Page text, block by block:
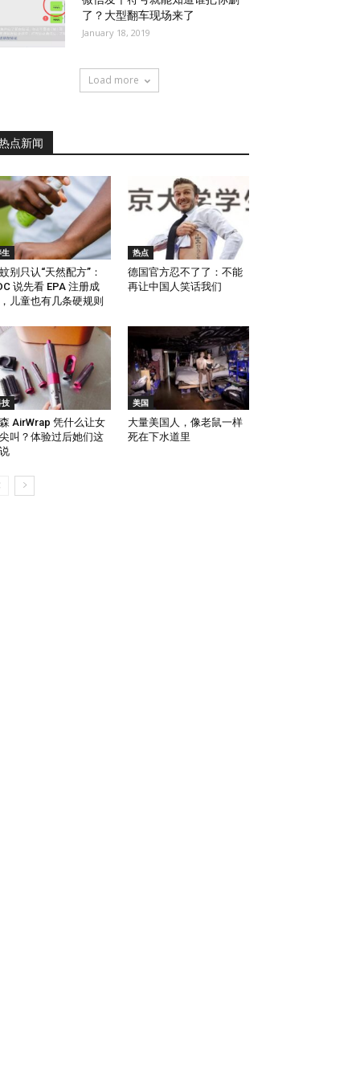
了？大型翻车现场来了
January 18, 2019
Load more
点新闻
别只认“天然配方”：
说先看 EPA 注册成
儿童也有几条硬规则
热点
德国官方忍不了了：不能
再让中国人笑话我们
AirWrap 凭什么让女
叫？体验过后她们这
美国
大量美国人，像老鼠一样
死在下水道里